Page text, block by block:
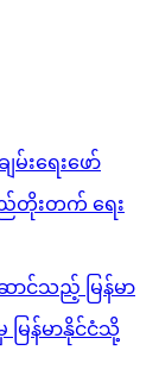
းရေးဖော်
ည်တိုးတက် ရေး
ာင်သည့် မြန်မာ
ြန်မာနိုင်ငံသို့